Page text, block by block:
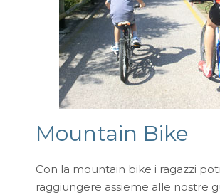
Mountain Bike
Con la mountain bike i ragazzi
raggiungere assieme alle nostre